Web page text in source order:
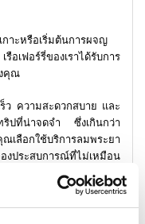
าะหรือเริ่มต้นการผจญ
เฟอร์รี่ของเราได้รับการ
คุณ
ว ความสะดวกสบาย และ
ปที่น่าจดจำ ซึ่งเกินกว่า
เลือกใช้บริการลมพระยา
ประสบการณ์ที่ไม่เหมือน
ละค้นพบโลกแห่งความ